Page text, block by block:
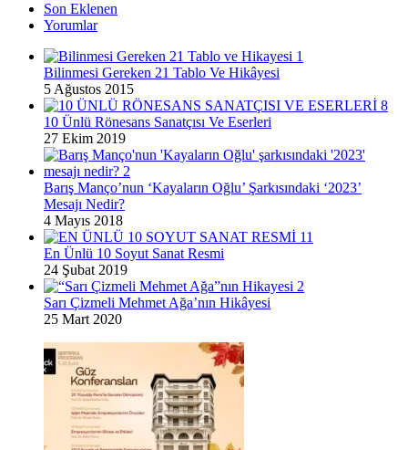
Son Eklenen
Yorumlar
Bilinmesi Gereken 21 Tablo Ve Hikâyesi
5 Ağustos 2015
10 Ünlü Rönesans Sanatçısı Ve Eserleri
27 Ekim 2019
Barış Manço’nun ‘Kayaların Oğlu’ Şarkısındaki ‘2023’
Mesajı Nedir?
4 Mayıs 2018
En Ünlü 10 Soyut Sanat Resmi
24 Şubat 2019
Sarı Çizmeli Mehmet Ağa’nın Hikâyesi
25 Mart 2020